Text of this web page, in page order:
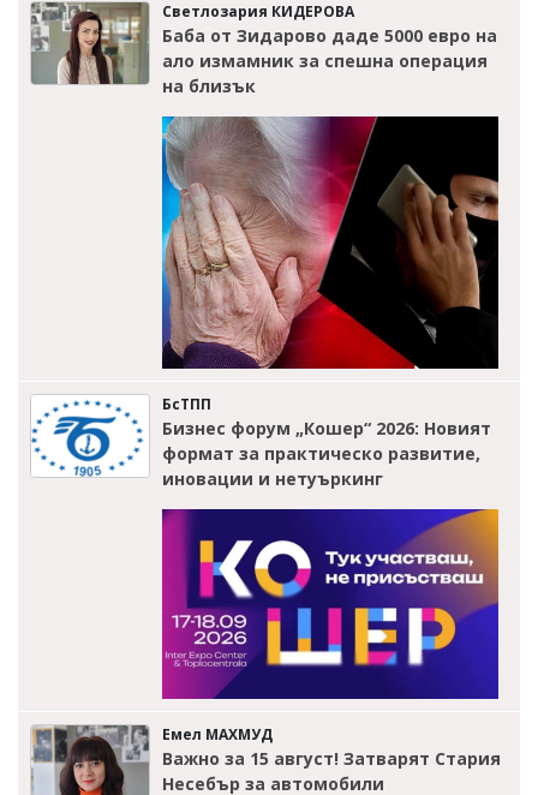
Светлозария КИДЕРОВА
Баба от Зидарово даде 5000 евро на
ало измамник за спешна операция
на близък
БсТПП
Бизнес форум „Кошер“ 2026: Новият
формат за практическо развитие,
иновации и нетуъркинг
Емел МАХМУД
Важно за 15 август! Затварят Стария
Несебър за автомобили